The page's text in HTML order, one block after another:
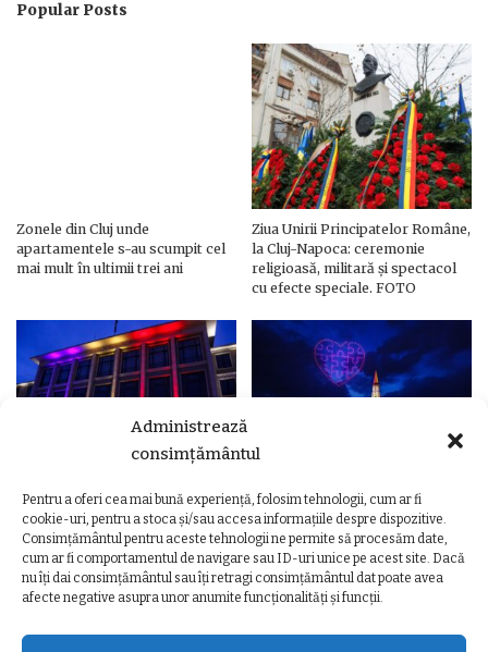
Administrează
consimțământul
Pentru a oferi cea mai bună experiență, folosim tehnologii, cum ar fi
cookie-uri, pentru a stoca și/sau accesa informațiile despre dispozitive.
Consimțământul pentru aceste tehnologii ne permite să procesăm date,
cum ar fi comportamentul de navigare sau ID-uri unice pe acest site. Dacă
nu îți dai consimțământul sau îți retragi consimțământul dat poate avea
afecte negative asupra unor anumite funcționalități și funcții.
Popular Posts
Zonele din Cluj unde
apartamentele s-au scumpit cel
mai mult în ultimii trei ani
Ziua Unirii Principatelor Române,
la Cluj-Napoca: ceremonie
religioasă, militară și spectacol
cu efecte speciale. FOTO
Ziua Unirii Principatelor Române
– Clădiri și poduri din Cluj,
iluminate în culorile drapelului
Ziua Unirii la Cluj-Napoca.
Programul complet al
evenimentelor